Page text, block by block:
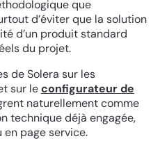
que
d’éviter que la solution
d’un produit standard
du projet.
de Solera sur les
sur leconfigurateur de
naturellement comme
technique déjà engagée,
page service.